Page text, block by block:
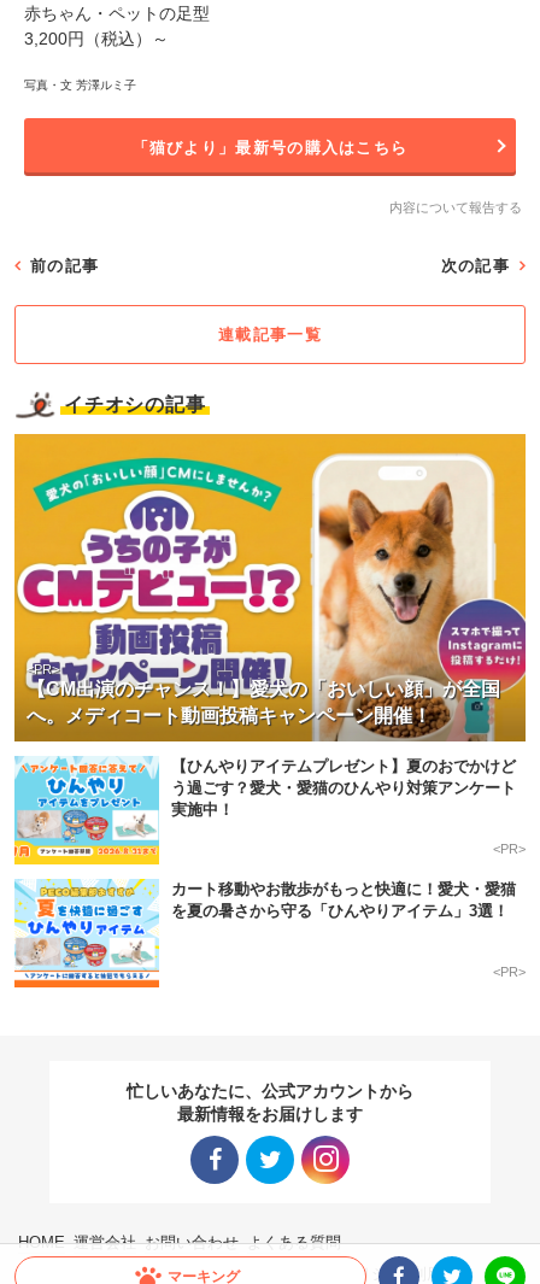
赤ちゃん・ペットの足型
3,200円（税込）～
写真・文 芳澤ルミ子
「猫びより」最新号の購入はこちら
内容について報告する
前の記事 次の記事
連載記事一覧
マーキング
イチオシの記事
【CM出演のチャンス！】愛犬の「おいしい顔」が全国
へ。メディコート動画投稿キャンペーン開催！
<PR>
【ひんやりアイテムプレゼント】夏のおでかけど
う過ごす？愛犬・愛猫のひんやり対策アンケート
実施中！
<PR>
カート移動やお散歩がもっと快適に！愛犬・愛猫
を夏の暑さから守る「ひんやりアイテム」3選！
<PR>
忙しいあなたに、公式アカウントから
最新情報をお届けします
ok リン リンク m リン
HOME 運営会社 お問い合わせ よくある質問
広告掲載に関するお問い合わせ
プライバシーポリシー 利用規約